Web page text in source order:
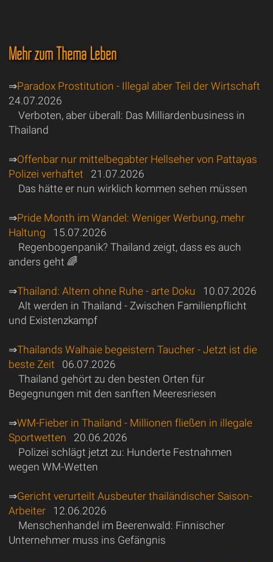
Mehr zum Thema Leben
⇒Paradox Prostitution - Illegal aber Teil der Wirtschaft
24.07.2026
Verboten, aber überall: Das Milliardenbusiness in
Thailand
⇒Offenbar nur mittelbegabter Hellseher von Pattayas
Polizei verhaftet 21.07.2026
Das hätte er nun wirklich kommen sehen müssen
⇒Pride Month im Wandel: Weniger Werbung, mehr
Haltung 15.07.2026
Regenbogenpanik? Thailand zeigt, dass es auch
anders geht 🌈
⇒Thailand: Altern ohne Ruhe - arte Doku 10.07.2026
Alt werden in Thailand - Zwischen Familienpflicht
und Existenzkampf
⇒Thailands Walhaie begeistern Taucher - Jetzt ist die
beste Zeit 06.07.2026
Thailand gehört zu den besten Orten für
Begegnungen mit den sanften Meeresriesen
⇒WM-Fieber in Thailand - Millionen fließen in illegale
Sportwetten 20.06.2026
Polizei schlägt jetzt zu: Hunderte Festnahmen
wegen WM-Wetten
⇒Gericht verurteilt Ausbeuter thailändischer Saison-
Arbeiter12.06.2026
Menschenhandel im Beerenwald: Finnischer
Unternehmer muss ins Gefängnis